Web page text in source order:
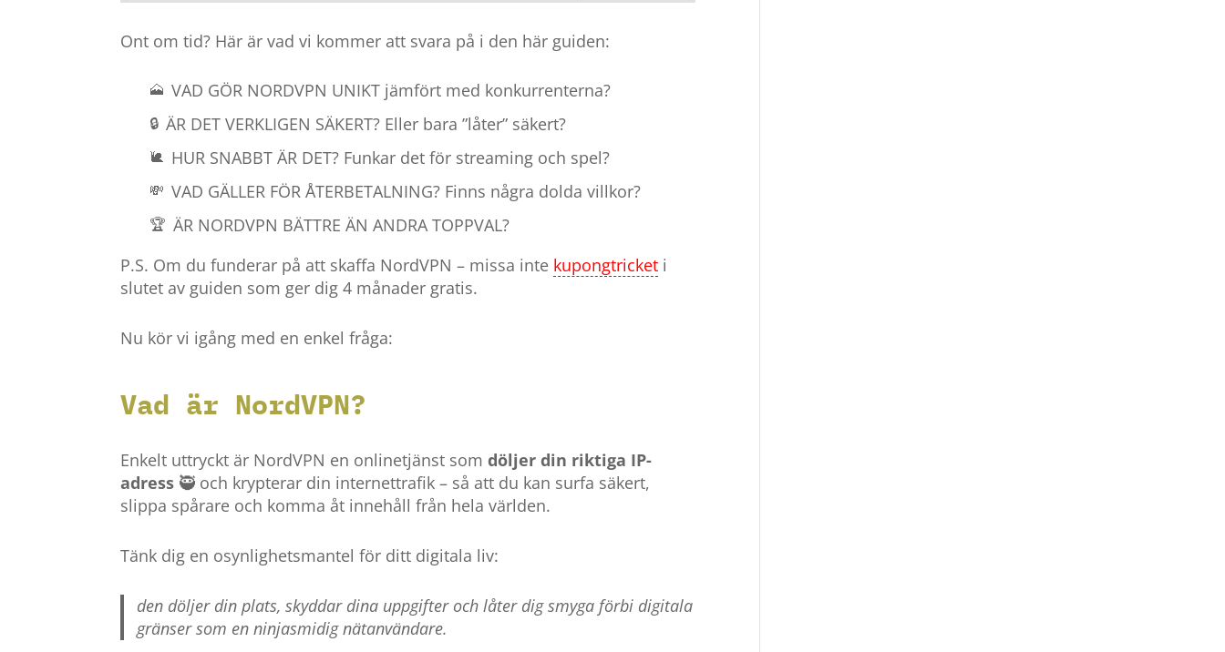
Ont om tid? Här är vad vi kommer att svara på i den här guiden:
🗻 VAD GÖR NORDVPN UNIKTjämfört med konkurrenterna?
🔒 ÄR DET VERKLIGEN SÄKERT?Eller bara ”låter” säkert?
🐌 HUR SNABBT ÄR DET?Funkar det för streaming och spel?
💸 VAD GÄLLER FÖR ÅTERBETALNING?Finns några dolda villkor?
🏆 ÄR NORDVPN BÄTTRE ÄN ANDRA TOPPVAL?
P.S. Om du funderar på att skaffa NordVPN – missa inte kupongtricket i
slutet av guiden som ger dig 4 månader gratis.
Nu kör vi igång med en enkel fråga:
Vad är NordVPN?
Enkelt uttryckt är NordVPN en onlinetjänst som döljer din riktiga IP-
adress 🥷 och krypterar din internettrafik – så att du kan surfa säkert,
slippa spårare och komma åt innehåll från hela världen.
Tänk dig en osynlighetsmantel för ditt digitala liv:
den döljer din plats, skyddar dina uppgifter och låter dig smyga förbi digitala
gränser som en ninjasmidig nätanvändare.